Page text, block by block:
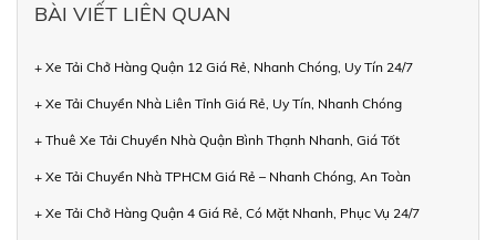
BÀI VIẾT LIÊN QUAN
+ Xe Tải Chở Hàng Quận 12 Giá Rẻ, Nhanh Chóng, Uy Tín 24/7
+ Xe Tải Chuyển Nhà Liên Tỉnh Giá Rẻ, Uy Tín, Nhanh Chóng
+ Thuê Xe Tải Chuyển Nhà Quận Bình Thạnh Nhanh, Giá Tốt
+ Xe Tải Chuyển Nhà TPHCM Giá Rẻ – Nhanh Chóng, An Toàn
+ Xe Tải Chở Hàng Quận 4 Giá Rẻ, Có Mặt Nhanh, Phục Vụ 24/7